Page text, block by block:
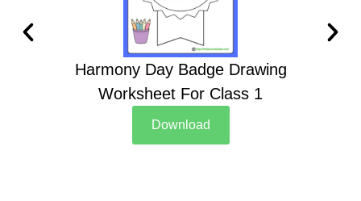
Harmony Day Badge Drawing
Worksheet For Class 1
Download